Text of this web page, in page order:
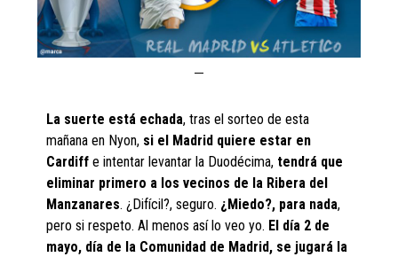
La suerte está echada, tras el sorteo de esta
mañana en Nyon, si el Madrid quiere estar en
Cardiff e intentar levantar la Duodécima, tendrá que
eliminar primero a los vecinos de la Ribera del
Manzanares. ¿Difícil?, seguro. ¿Miedo?, para nada,
pero si respeto. Al menos así lo veo yo. El día 2 de
mayo, día de la Comunidad de Madrid, se jugará la